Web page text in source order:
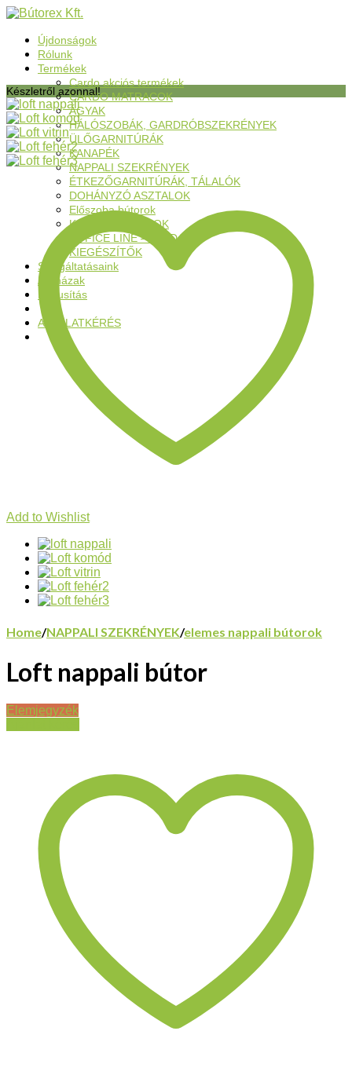
Újdonságok
Rólunk
Termékek
Cardo akciós termékek
CARDO MATRACOK
ÁGYAK
HÁLÓSZOBÁK, GARDRÓBSZEKRÉNYEK
ÜLŐGARNITÚRÁK
KANAPÉK
NAPPALI SZEKRÉNYEK
ÉTKEZŐGARNITÚRÁK, TÁLALÓK
DOHÁNYZÓ ASZTALOK
Előszoba bútorok
KONYHABÚTOROK
OFFICE LINE – IRODA
KIEGÉSZÍTŐK
Szolgáltatásaink
Áruházak
Kiárusítás
AJÁNLATKÉRÉS
Készletről azonnal!
Add to Wishlist
Home/NAPPALI SZEKRÉNYEK/elemes nappali bútorok
Loft nappali bútor
Elemjegyzék